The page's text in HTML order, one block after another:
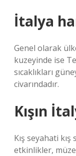
İtalya
Genel olarak
kuzeyinde ise
sıcaklıkları
civarındadır.
Kışın
Kış seyahati
etkinlikler,